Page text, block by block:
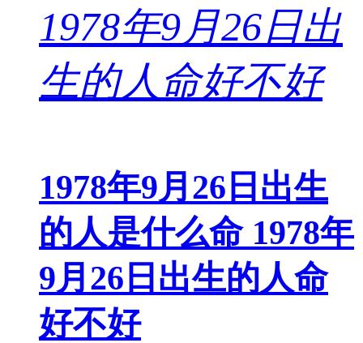
1978年9月26日出生
的人是什么命 1978年
9月26日出生的人命
好不好